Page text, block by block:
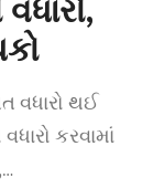
વધારો થઈ
કરવામાં